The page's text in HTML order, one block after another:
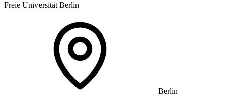
Freie Universität Berlin
Berlin